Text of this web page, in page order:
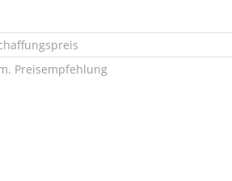
Preisempfehlung